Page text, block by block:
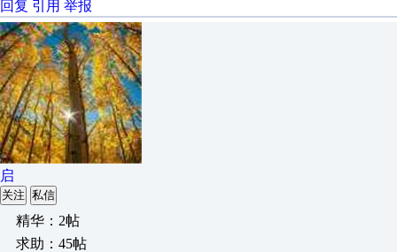
回复 引用 举报
启
关注 私信
精华：2帖
求助：45帖